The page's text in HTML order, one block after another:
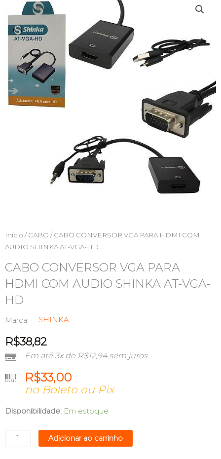
Início /CABO / CABO CONVERSOR VGA PARA HDMI COM
AUDIO SHINKA AT-VGA-HD
CABO CONVERSOR VGA PARA
HDMI COM AUDIO SHINKA AT-VGA-
HD
Marca: SHINKA
R$38,82
Em até 3x de R$12,94sem juros
R$33,00
no Boleto ou Pix
Disponibilidade: Em estoque
CABO
VGA
PARA
Adicionar ao carrinho